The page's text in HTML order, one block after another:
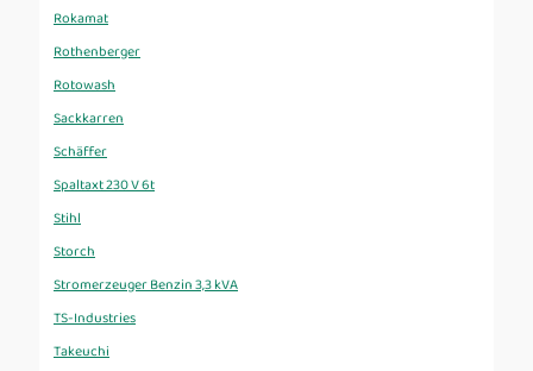
Rokamat
Rothenberger
Rotowash
Sackkarren
Schäffer
Spaltaxt 230 V 6t
Stihl
Storch
Stromerzeuger Benzin 3,3 kVA
TS-Industries
Takeuchi